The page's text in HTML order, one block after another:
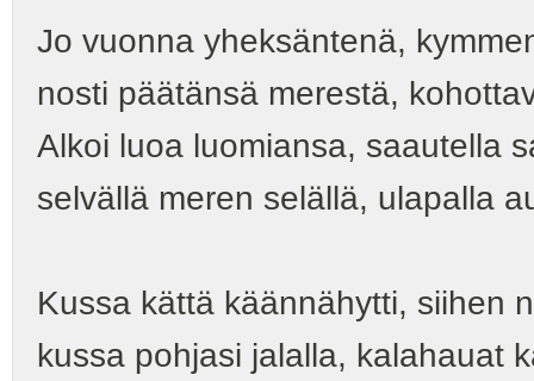
Jo vuonna yheksäntenä,
nosti päätänsä merestä,
Alkoi luoa luomiansa, saautella
selvällä meren selällä, ulapalla
Kussa kättä käännähytti, siihen
kussa pohjasi jalalla, kalahauat